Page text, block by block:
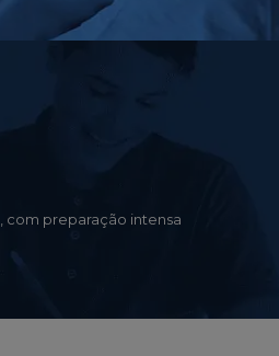
com preparação intensa